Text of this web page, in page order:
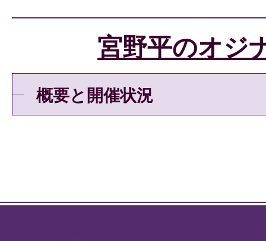
宮野平のオジ
概要と開催状況